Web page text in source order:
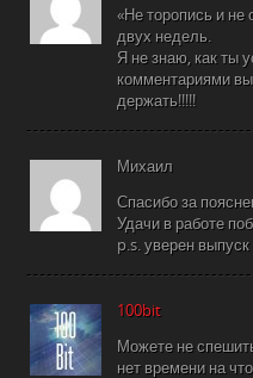
«Не торопись и
двух недель.
Я не знаю, как ты
комментариями
держать!!!!!
Михаил
Спасибо за
Удачи в работе
p.s. уверен
100bit
Можете не
нет времени на